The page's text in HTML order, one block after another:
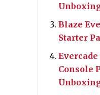
Blaze
Starter
Evercade
Console